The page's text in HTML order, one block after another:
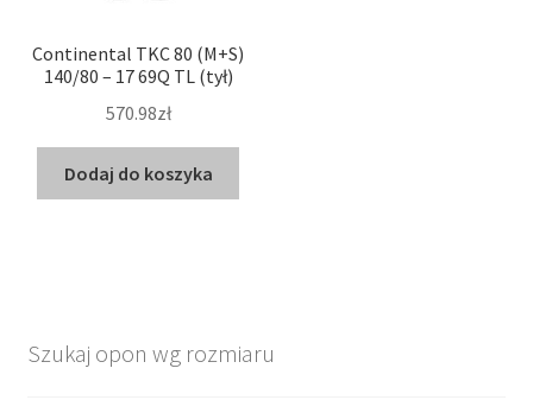
Continental TKC 80 (M+S)
140/80 – 17 69Q TL (tył)
570.98zł
Dodaj do koszyka
Szukaj opon wg rozmiaru